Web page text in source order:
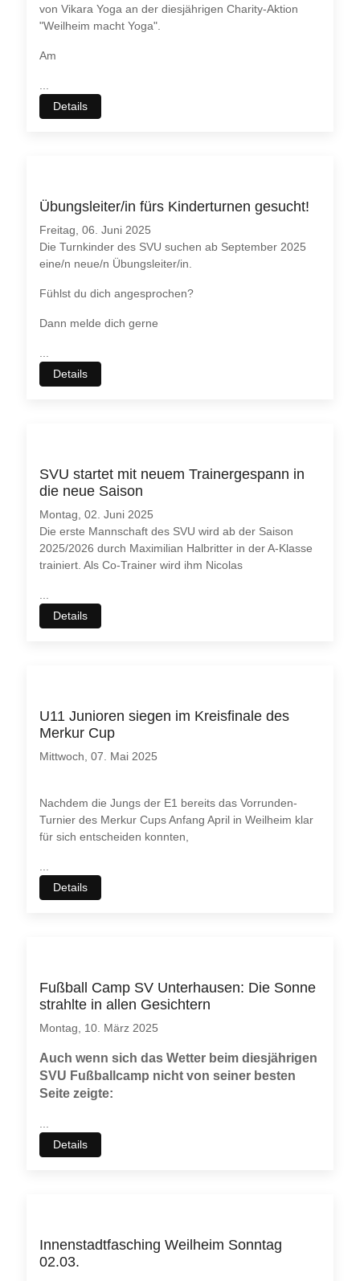
von Vikara Yoga an der diesjährigen Charity-Aktion
"Weilheim macht Yoga".
Am
Details
Übungsleiter/in fürs Kinderturnen gesucht!
Freitag, 06. Juni 2025
Die Turnkinder des SVU suchen ab September 2025
eine/n neue/n Übungsleiter/in.
Fühlst du dich angesprochen?
Dann melde dich gerne
Details
SVU startet mit neuem Trainergespann in
die neue Saison
Montag, 02. Juni 2025
Die erste Mannschaft des SVU wird ab der Saison
2025/2026 durch Maximilian Halbritter in der A-Klasse
trainiert. Als Co-Trainer wird ihm Nicolas
Details
U11 Junioren siegen im Kreisfinale des
Merkur Cup
Mittwoch, 07. Mai 2025
Nachdem die Jungs der E1 bereits das Vorrunden-
Turnier des Merkur Cups Anfang April in Weilheim klar
für sich entscheiden konnten,
Details
Fußball Camp SV Unterhausen: Die Sonne
strahlte in allen Gesichtern
Montag, 10. März 2025
Auch wenn sich das Wetter beim diesjährigen
SVU Fußballcamp nicht von seiner besten
Seite zeigte:
Details
Innenstadtfasching Weilheim Sonntag
02.03.